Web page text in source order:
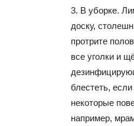
3. В уборке.
доску,
протрите
все уголки и
блестеть,
некоторые
например,